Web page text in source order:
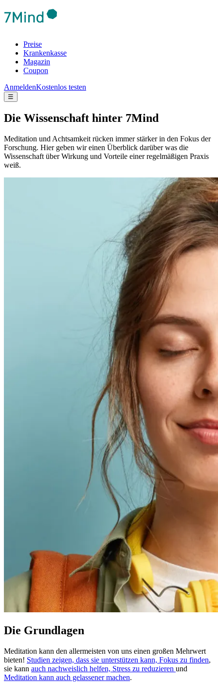
Preise
Krankenkasse
Magazin
Coupon
AnmeldenKostenlos testen
☰
Die Wis­sen­schaft hinter 7Mind
Meditation und Achtsamkeit rücken immer stärker in den Fokus der
Forschung. Hier geben wir einen Überblick darüber was die
Wissenschaft über Wirkung und Vorteile einer regelmäßigen Praxis
weiß.
Die Grundlagen
Meditation kann den allermeisten von uns einen großen Mehrwert
bieten! Stu­dien zeigen, dass sie unterstützen kann, Fokus zu finden,
sie kann auch nachweislich helfen, Stress zu redu­zie­ren und
Meditation kann auch gelas­se­ner machen.